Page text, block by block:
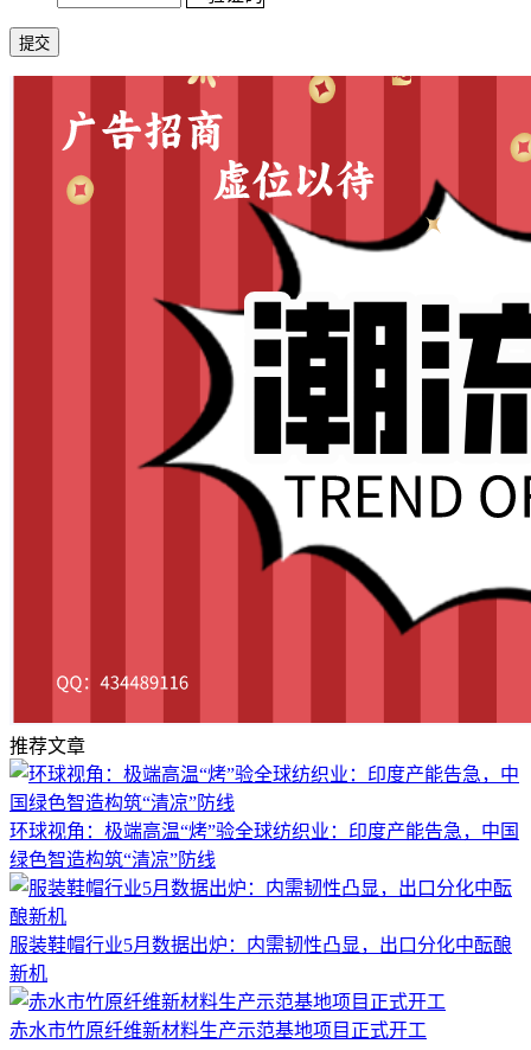
推荐文章
环球视角：极端高温“烤”验全球纺织业：印度产能告急，中国
绿色智造构筑“清凉”防线
服装鞋帽行业5月数据出炉：内需韧性凸显，出口分化中酝酿
新机
赤水市竹原纤维新材料生产示范基地项目正式开工